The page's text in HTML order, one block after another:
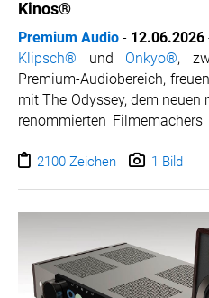
ZOOPLUS
RABEA ROGGE
SWITCHBOT
SUPERUM
MEDIA
PRESSEBILDER
Kinos®
Premium Audio - 12.06.2026
Klipsch® und Onkyo®,
Premium-Audiobereich,
mit The Odyssey, dem
renommierten Filmemachers
IMAX®-Kinos.
Flaggschiffmarken der
und Onkyo, als exklusive
dieses bahnbrechende
berühmtem Epos basiert.
2100 Zeichen 1 Bild